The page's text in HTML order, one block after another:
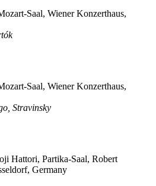
Saal, Wiener Konzerthaus,
Saal, Wiener Konzerthaus,
Stravinsky
Hattori, Partika-Saal, Robert
Germany